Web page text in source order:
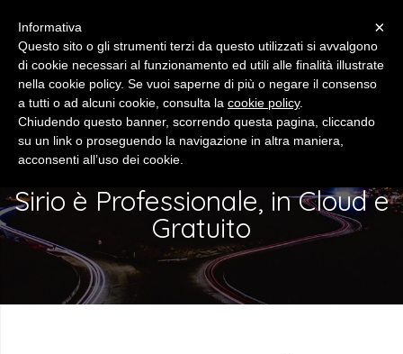
FUNZIONALITÀ
Sirio è Professionale, in Cloud e
Gratuito
×
Informativa
Questo sito o gli strumenti terzi da questo utilizzati si avvalgono
di cookie necessari al funzionamento ed utili alle finalità illustrate
nella cookie policy. Se vuoi saperne di più o negare il consenso
a tutti o ad alcuni cookie, consulta la cookie policy.
Chiudendo questo banner, scorrendo questa pagina, cliccando
su un link o proseguendo la navigazione in altra maniera,
acconsenti all’uso dei cookie.